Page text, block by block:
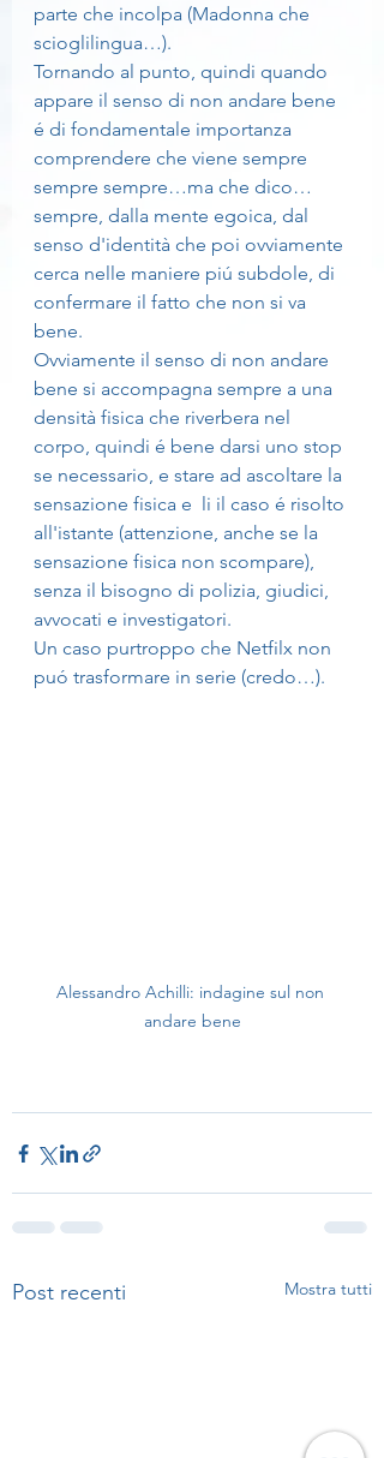
parte che incolpa (Madonna che
scioglilingua…).
Tornando al punto, quindi quando
appare il senso di non andare bene
é di fondamentale importanza
comprendere che viene sempre
sempre sempre…ma che dico…
sempre, dalla mente egoica, dal
senso d'identità che poi ovviamente
cerca nelle maniere piú subdole, di
confermare il fatto che non si va
bene.
Ovviamente il senso di non andare
bene si accompagna sempre a una
densità fisica che riverbera nel
corpo, quindi é bene darsi uno stop
se necessario, e stare ad ascoltare la
sensazione fisica e  li il caso é risolto
all'istante (attenzione, anche se la
sensazione fisica non scompare),
senza il bisogno di polizia, giudici,
avvocati e investigatori.
Un caso purtroppo che Netfilx non
puó trasformare in serie (credo…).
Alessandro Achilli: indagine sul non
andare bene
Post recenti Mostra tutti